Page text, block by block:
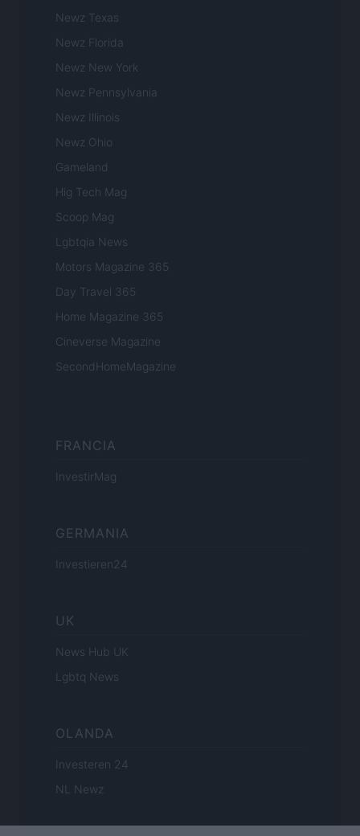
Newz Texas
Newz Florida
Newz New York
Newz Pennsylvania
Newz Illinois
Newz Ohio
Gameland
Hig Tech Mag
Scoop Mag
Lgbtqia News
Motors Magazine 365
Day Travel 365
Home Magazine 365
Cineverse Magazine
SecondHomeMagazine
FRANCIA
InvestirMag
GERMANIA
Investieren24
UK
News Hub UK
Lgbtq News
OLANDA
Investeren 24
NL Newz